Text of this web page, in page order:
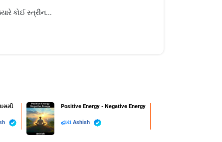
કોઈ સ્ત્રીન...
Positive Energy - Negative Energy
દ્વારા Ashish